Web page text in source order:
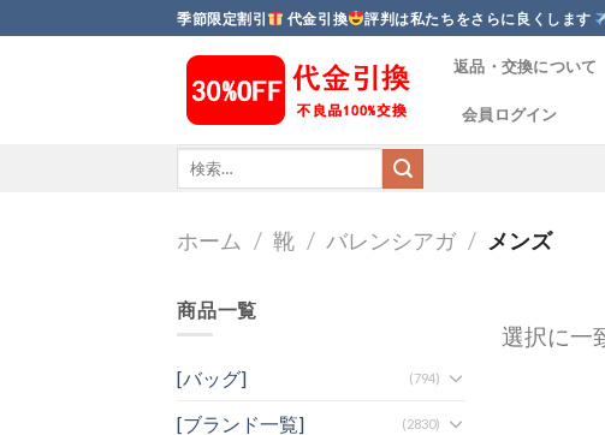
to
季節限定割引 代金引換 評判は私たちをさらに良くします
返品・交換について
会員ログイン
ホーム / 靴 / バレンシアガ / メンズ
商品一覧
[バッグ] (794)
[ブランド一覧] (2830)
選択に一